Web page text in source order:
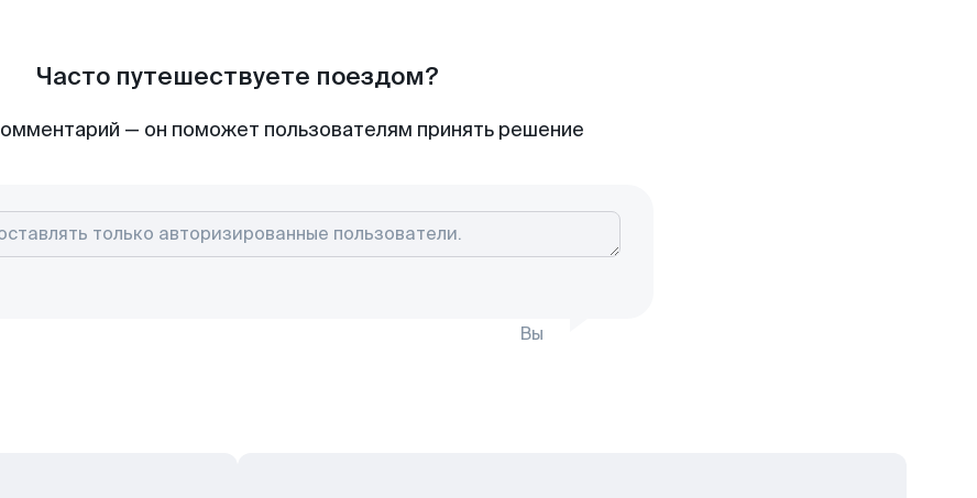
Часто путешествуете поездом?
— он поможет пользователям принять решение
Вы